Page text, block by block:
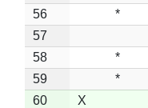
56
*
57
58
*
59
*
60
X